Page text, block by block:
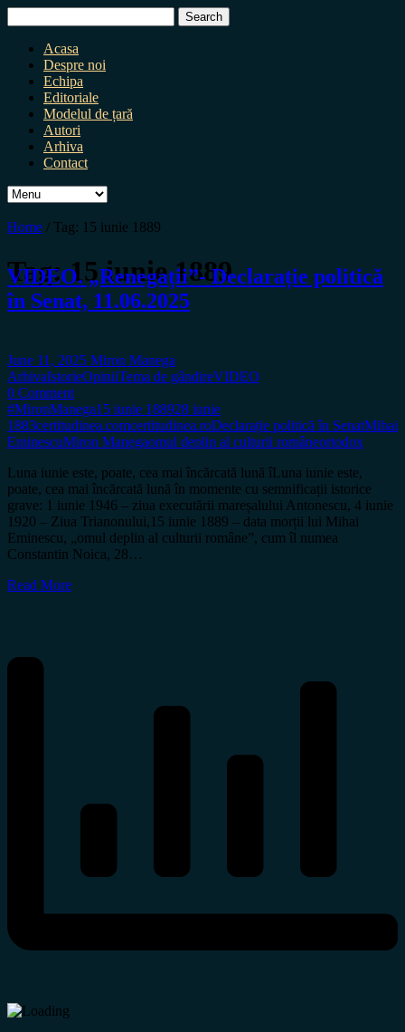
for:
Acasa
Despre noi
Echipa
Editoriale
Modelul de țară
Autori
Arhiva
Contact
Home / Tag: 15 iunie 1889
Tag:15 iunie 1889
VIDEO. „Renegații”- Declarație politică
în Senat, 11.06.2025
June 11, 2025 Miron Manega
ArhivaIstorieOpiniiTema de gândireVIDEO
0 Comment
#MironManega15 iunie 188928 iunie
1883certitudinea.comcertitudinea.roDeclarație politică în SenatMihai
EminescuMiron Manegaomul deplin al culturii româneortodox
Luna iunie este, poate, cea mai încărcată lună îLuna iunie este,
poate, cea mai încărcată lună în momente cu semnificații istorice
grave: 1 iunie 1946 – ziua executării mareșalului Antonescu, 4 iunie
1920 – Ziua Trianonului,15 iunie 1889 – data morții lui Mihai
Eminescu, „omul deplin al culturii române”, cum îl numea
Constantin Noica, 28…
Read More